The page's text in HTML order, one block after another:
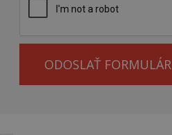
ODOSLAŤ FORMULÁR